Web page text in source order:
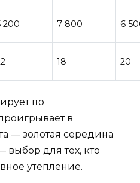
200 7 800 6
18 20
по
в
— золотая середина
выбор для тех, кто
утепление.